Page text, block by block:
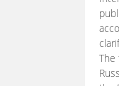
The